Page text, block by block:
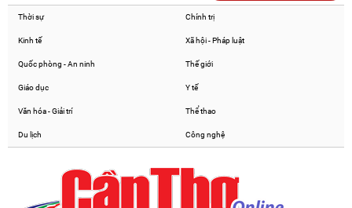
Thời sự Chính trị
Kinh tế Xã hội - Pháp luật
Quốc phòng - An ninh Thế giới
Giáo dục Y tế
Văn hóa - Giải trí Thể thao
Du lịch Công nghệ